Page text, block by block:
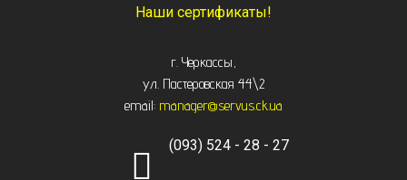
Звенигородка, Золотоноша, Каменка, Канев, Корсунь-
Монастырище, Смела, Тальное, Умань, Христиновка.
Черкассы, Чигирин, Чорнобай, Шпола
Наши сертификаты!
г. Черкассы
ул. Пастеровская 44\2
email: manager@servus.ck.ua
(093) 524 - 28 - 27